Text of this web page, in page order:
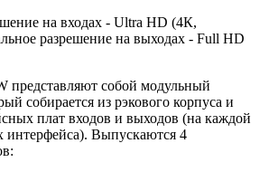
на входах - Ultra HD (4К,
разрешение на выходах - Full HD
представляют собой модульный
собирается из рэкового корпуса и
плат входов и выходов (на каждой
интерфейса). Выпускаются 4